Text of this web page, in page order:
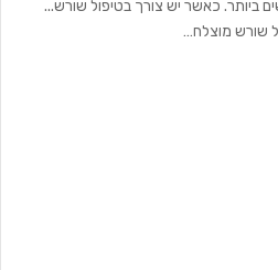
ביותר. כאשר יש צורך בטיפול שורש...
שורש מוצלח…